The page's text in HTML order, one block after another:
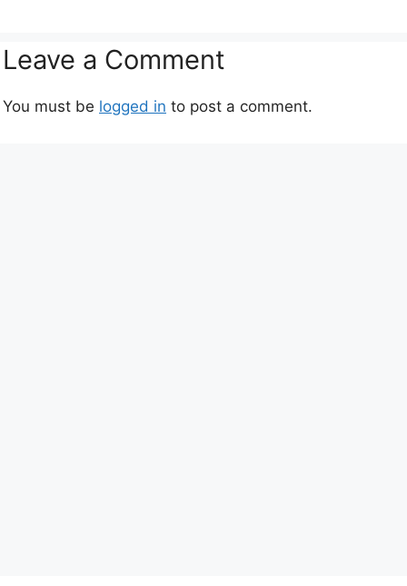
Leave a Comment
You must be logged in to post a comment.